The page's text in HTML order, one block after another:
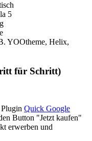
5
YOOtheme, Helix,
für Schritt)
Quick Google
Button "Jetzt kaufen"
erwerben und